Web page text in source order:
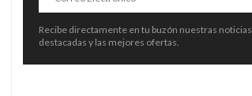
Recibe directamente en tu buzón nuestras noticias
destacadas y las mejores ofertas.